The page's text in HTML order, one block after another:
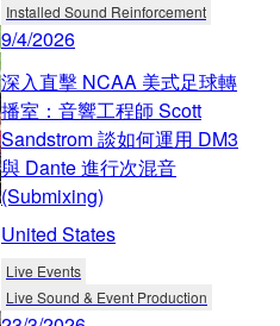
Installed Sound Reinforcement
9/4/2026
深入直擊 NCAA 美式足球轉
播室：音響工程師 Scott
Sandstrom 談如何運用 DM3
與 Dante 進行次混音
(Submixing)
United States
Live Events
Live Sound & Event Production